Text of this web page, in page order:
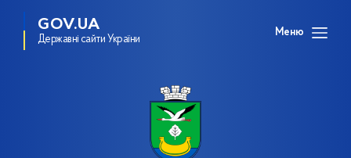
GOV.UA
Державні сайти України
Меню